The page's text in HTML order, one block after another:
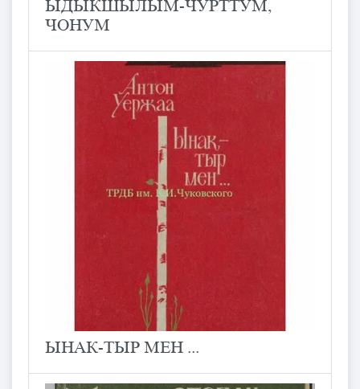
ЫДЫКШЫЛЫМ-ЧУРТТУМ,
ЧОНУМ
ЫНАК-ТЫР МЕН ...